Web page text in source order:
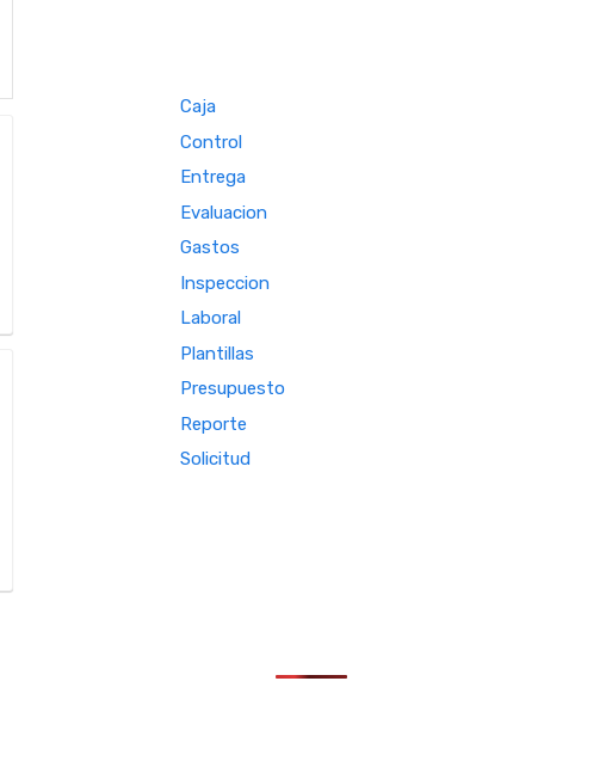
Caja
Control
Entrega
Evaluacion
Gastos
Inspeccion
Laboral
Plantillas
Presupuesto
Reporte
Solicitud